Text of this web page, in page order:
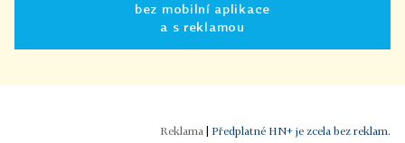
bez mobilní aplikace
a s reklamou
Předplatné HN+ je zcela bez reklam.